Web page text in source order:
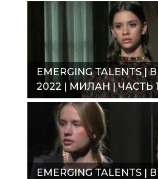
EMERGING TALENTS
2022 | МИЛАН | ЧАСТЬ
EMERGING TALENTS